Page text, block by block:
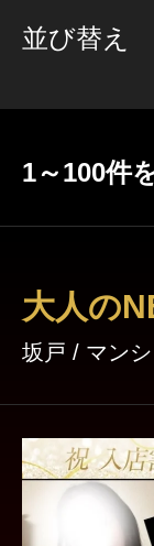
並び替え
1～100件
大人の
坂戸 / マン